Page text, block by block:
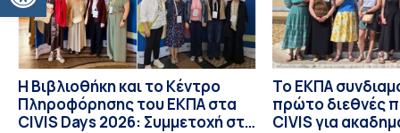
Η Βιβλιοθήκη και το Κέντρο
Πληροφόρησης του ΕΚΠΑ στα
CIVIS Days 2026: Συμμετοχή στη
Το ΕΚΠΑ
πρώτο διεθνές
CIVIS για